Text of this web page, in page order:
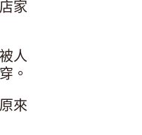
家
人
。
來